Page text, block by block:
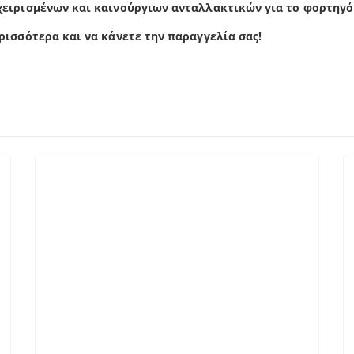
και καινούργιων ανταλλακτικών για το
και να κάνετε την παραγγελία σας!